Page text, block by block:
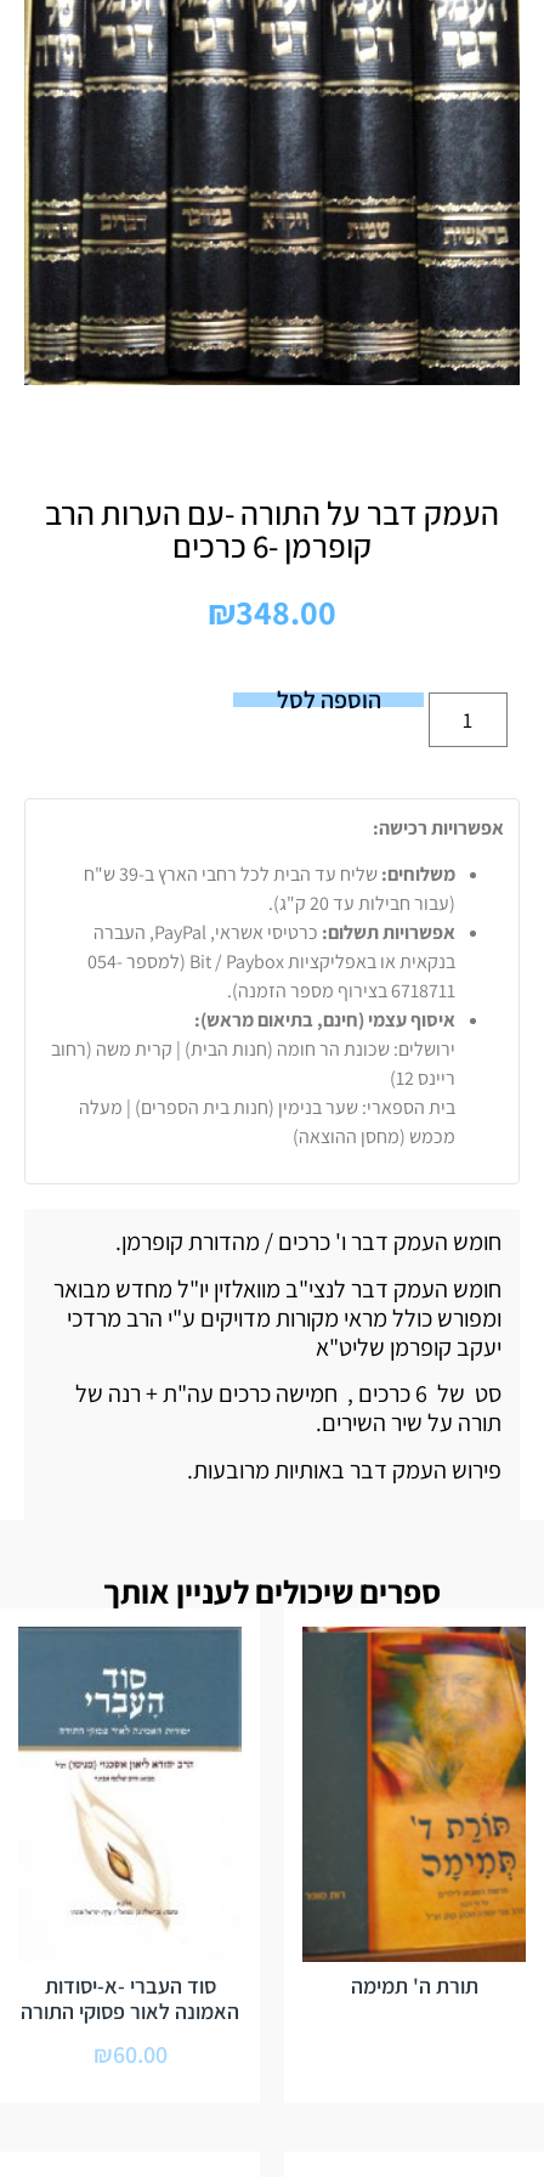
העמק דבר על התורה -עם הערות הרב
קופרמן -6 כרכים
₪348.00
הוספה לסל
אפשרויות רכישה:
משלוחים:
שליח עד הבית לכל רחבי הארץ ב-39 ש"ח
(עבור חבילות עד 20 ק"ג).
אפשרויות תשלום:
כרטיסי אשראי, PayPal, העברה
בנקאית או באפליקציות Bit / Paybox (למספר 054-
6718711 בצירוף מספר הזמנה).
איסוף עצמי (חינם, בתיאום מראש):
ירושלים: שכונת הר חומה (חנות הבית) | קרית משה (רחוב
ריינס 12)
בית הספארי: שער בנימין (חנות בית הספרים) | מעלה
מכמש (מחסן ההוצאה)
חומש העמק דבר ו' כרכים / מהדורת קופרמן.
חומש העמק דבר לנצי"ב מוואלזין יו"ל מחדש מבואר
ומפורש כולל מראי מקורות מדויקים ע"י הרב מרדכי
יעקב קופרמן שליט"א
סט של 6 כרכים , חמישה כרכים עה"ת + רנה של
תורה על שיר השירים.
פירוש העמק דבר באותיות מרובעות.
ספרים שיכולים לעניין אותך
תורת ה' תמימה
סוד העברי -א-יסודות
האמונה לאור פסוקי התורה
₪60.00